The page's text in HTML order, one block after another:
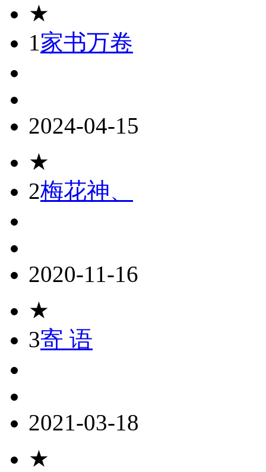
★
1家书万卷
2024-04-15
★
2梅花神、
2020-11-16
★
3寄 语
2021-03-18
★